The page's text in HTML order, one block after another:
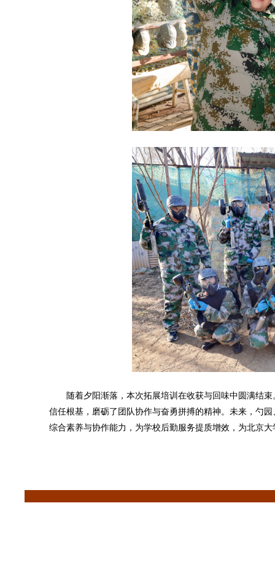
随着夕阳渐落，本次拓展培训在收获与回味中圆满结
信任根基，磨砺了团队协作与奋勇拼搏的精神。未来，勺
综合素养与协作能力，为学校后勤服务提质增效，为北京